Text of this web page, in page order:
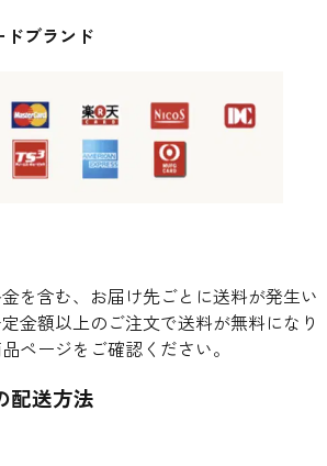
ブランド
を含む、お届け先ごとに送料が発生い
金額以上のご注文で送料が無料になり
ページをご確認ください。
配送方法